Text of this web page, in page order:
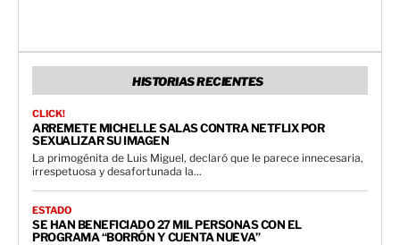
HISTORIAS RECIENTES
CLICK!
ARREMETE MICHELLE SALAS CONTRA NETFLIX POR
SEXUALIZAR SU IMAGEN
La primogénita de Luis Miguel, declaró que le parece innecesaria,
irrespetuosa y desafortunada la...
ESTADO
SE HAN BENEFICIADO 27 MIL PERSONAS CON EL
PROGRAMA “BORRÓN Y CUENTA NUEVA”